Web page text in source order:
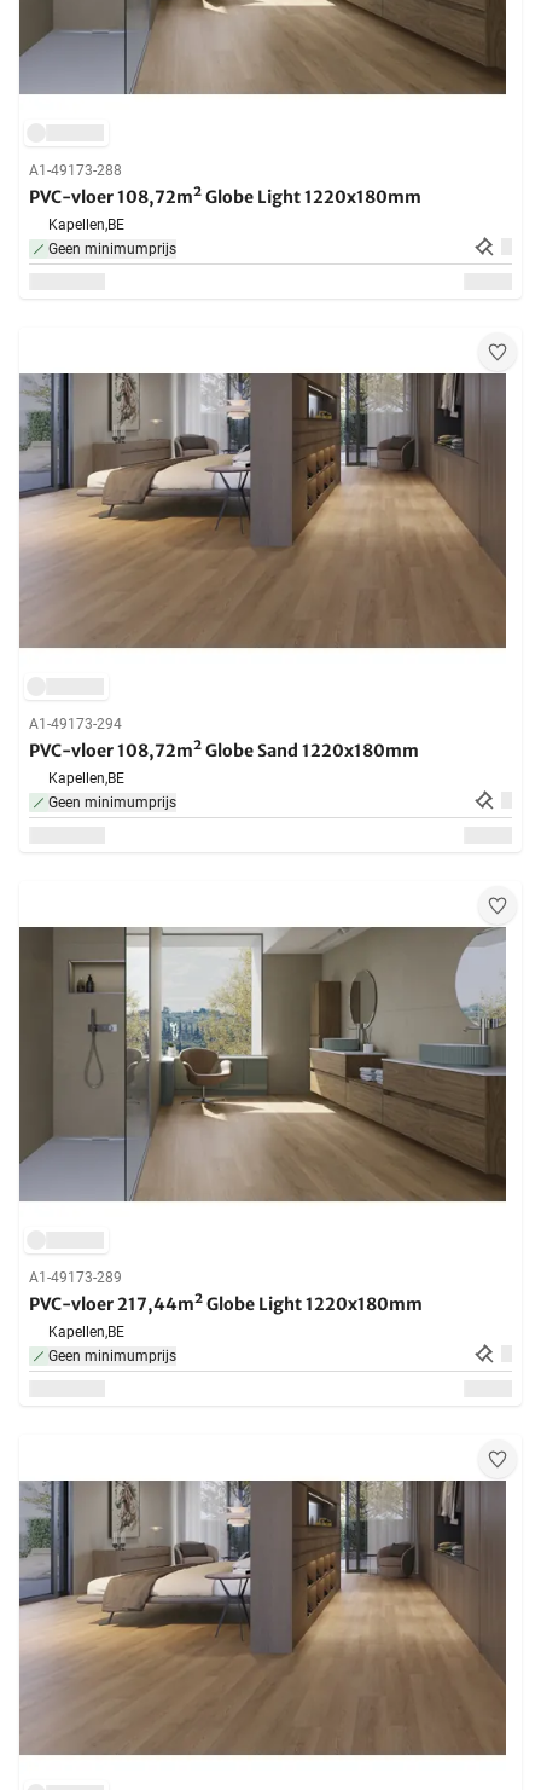
A1-49173-288
PVC-vloer 108,72m² Globe Light 1220x180mm
Kapellen,BE
Geen minimumprijs
A1-49173-294
PVC-vloer 108,72m² Globe Sand 1220x180mm
Kapellen,BE
Geen minimumprijs
A1-49173-289
PVC-vloer 217,44m² Globe Light 1220x180mm
Kapellen,BE
Geen minimumprijs